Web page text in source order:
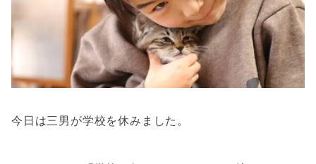
今日は三男が学校を休みました。